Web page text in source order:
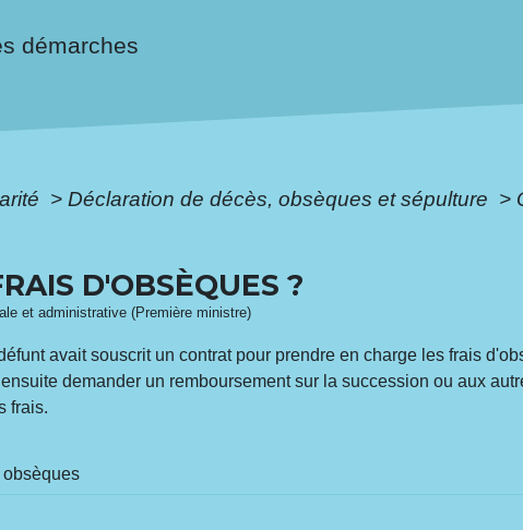
démarches
> Déclaration de décès, obsèques et sépulture >
D'OBSÈQUES ?
et administrative (Première ministre)
avait souscrit un contrat pour prendre en charge les frais
demander un remboursement sur la succession ou aux
frais.